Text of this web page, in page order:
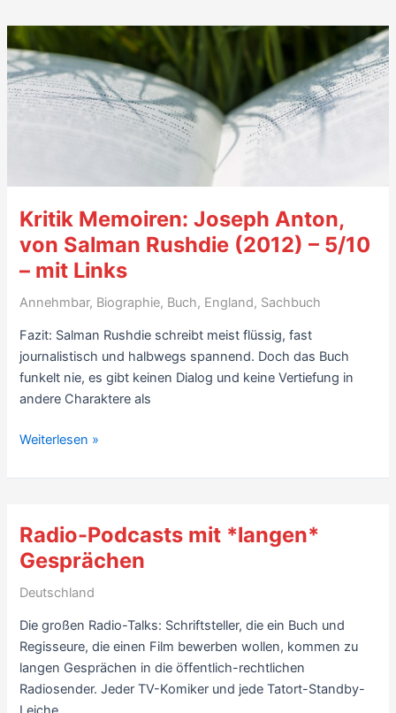
Zimmer
Küche
Porno,
von
Philip
Sterne
Kritik Memoiren: Joseph Anton,
von Salman Rushdie (2012) – 5/10
– mit Links
Annehmbar, Biographie, Buch, England, Sachbuch
Fazit: Salman Rushdie schreibt meist flüssig, fast
journalistisch und halbwegs spannend. Doch das Buch
funkelt nie, es gibt keinen Dialog und keine Vertiefung in
andere Charaktere als
Kritik
Joseph
von
Salman
Rushdie
(2012)
5/10
–
mit
Links
Weiterlesen »
Radio-Podcasts mit *langen*
Gesprächen
Deutschland
Die großen Radio-Talks: Schriftsteller, die ein Buch und
Regisseure, die einen Film bewerben wollen, kommen zu
langen Gesprächen in die öffentlich-rechtlichen
Radiosender. Jeder TV-Komiker und jede Tatort-Standby-